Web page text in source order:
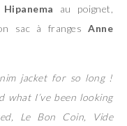
Hipanema au poignet,
sac à frangesAnne
jacket for so long !
what I’ve been looking
Le Bon Coin, Vide